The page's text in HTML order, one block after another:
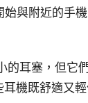
與附近的手
耳塞，但它
機既舒適又